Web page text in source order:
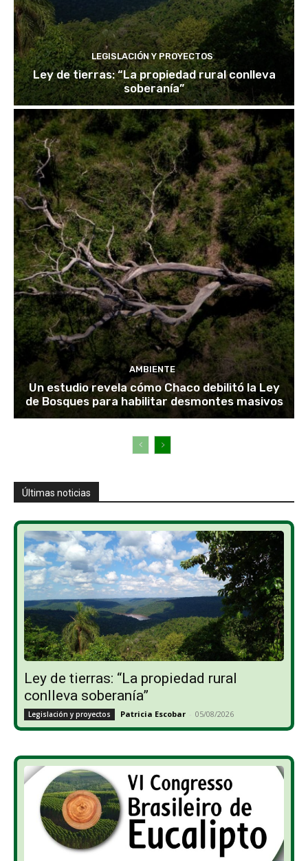
LEGISLACIÓN Y PROYECTOS
Ley de tierras: “La propiedad rural conlleva
soberanía”
AMBIENTE
Un estudio revela cómo Chaco debilitó la Ley
de Bosques para habilitar desmontes masivos
Últimas noticias
Ley de tierras: “La propiedad rural
conlleva soberanía”
Legislación y proyectos Patricia Escobar - 05/08/2026